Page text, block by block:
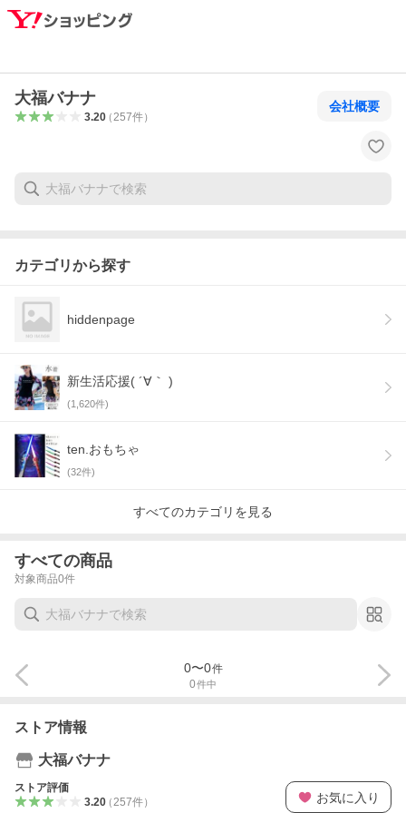
大福バナナ
3.20（ 257件）
会社概要
カテゴリから探す
hiddenpage
新生活応援( ´∀｀ )
(1,620件)
ten.おもちゃ
(32件)
すべてのカテゴリを見る
すべての商品
対象商品0件
0件中
0〜0件
ストア情報
大福バナナ
ストア評価
3.20（ 257件） お気に入り